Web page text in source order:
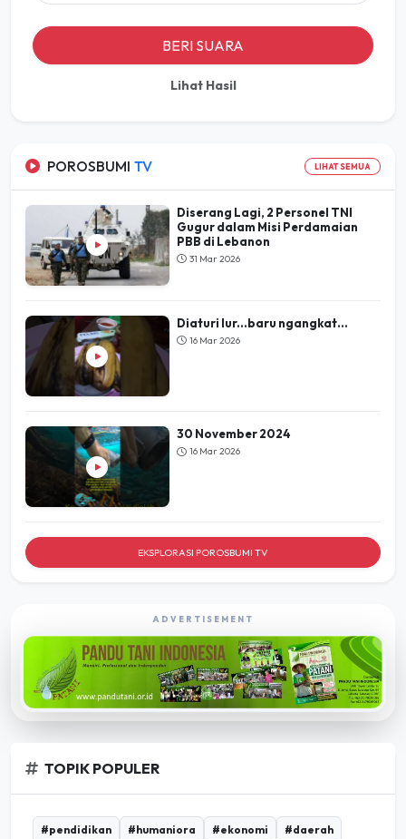
BERI SUARA
Lihat Hasil
POROSBUMI TV LIHAT SEMUA
Diserang Lagi, 2 Personel TNI
Gugur dalam Misi Perdamaian
PBB di Lebanon
31 Mar 2026
Diaturi lur...baru ngangkat...
16 Mar 2026
30 November 2024
16 Mar 2026
EKSPLORASI POROSBUMI TV
ADVERTISEMENT
TOPIK POPULER
#pendidikan #humaniora #ekonomi
#daerah